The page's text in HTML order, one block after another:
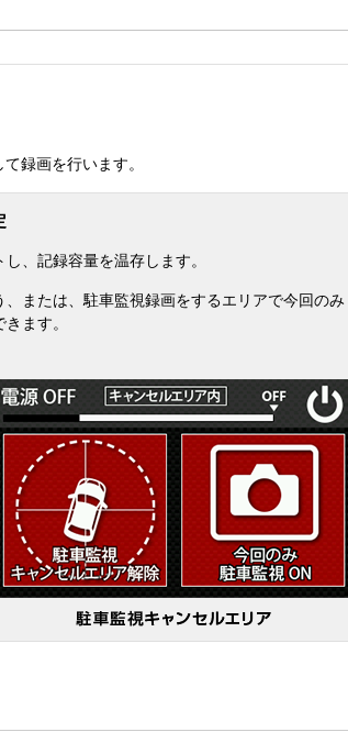
録画を行います。
、記録容量を温存します。
または、駐車監視録画をするエリアで今回のみ
ます。